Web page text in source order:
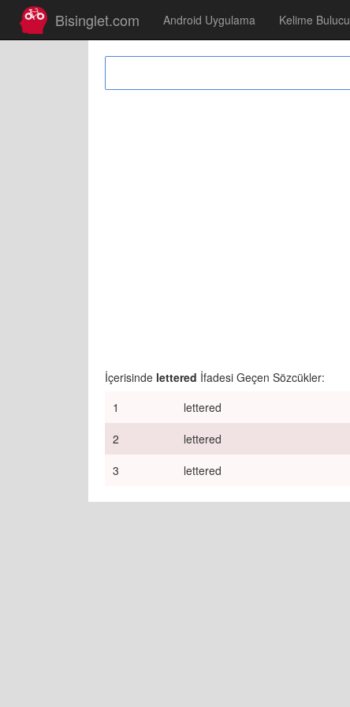
Bisinglet.com Android Uygulama Kelime Bulucu
İçerisinde lettered İfadesi Geçen Sözcükler:
1
lettered
2
lettered
3
lettered